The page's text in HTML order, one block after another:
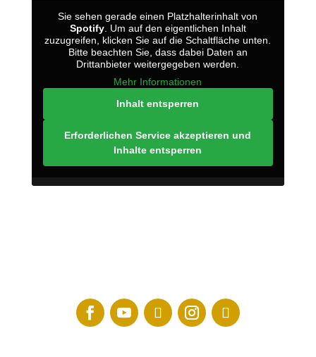
Sie sehen gerade einen Platzhalterinhalt von
Spotify. Um auf den eigentlichen Inhalt
zuzugreifen, klicken Sie auf die Schaltfläche unten.
Bitte beachten Sie, dass dabei Daten an
Drittanbieter weitergegeben werden.
Mehr Informationen
Inhalt entsperren
Erforderlichen Service akzeptieren und
Inhalte entsperren